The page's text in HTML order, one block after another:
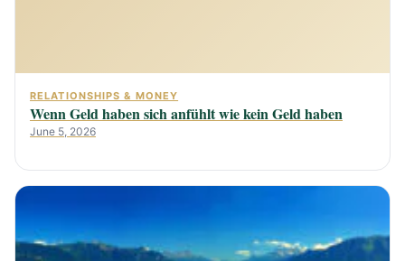
RELATIONSHIPS & MONEY
Wenn Geld haben sich anfühlt wie kein Geld haben
June 5, 2026